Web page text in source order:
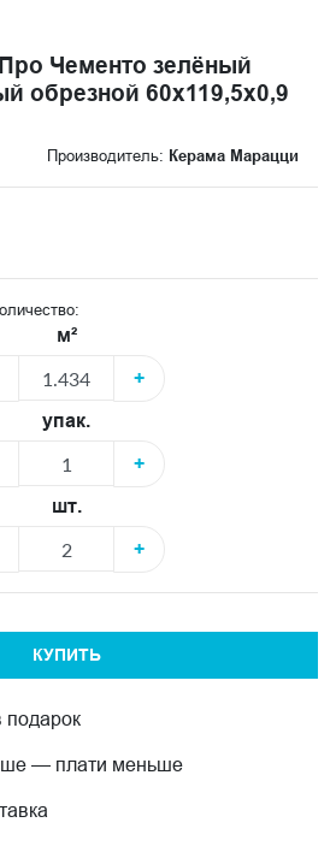
Чементо зелёный
обрезной 60х119,5x0,9
Производитель: Керама Марацци
м²
+
упак.
+
шт.
+
КУПИТЬ
подарок
— плати меньше